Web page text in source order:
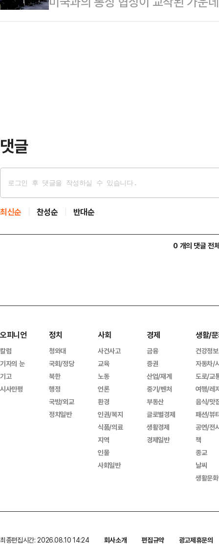
해가 두 가지가 있다"며 "첫째는 정
는 민주당이 당정대…
구 만났다는 황당한 가짜뉴스 만으
조짐을 보이면서 외교 전선 전반이
댓글
최신순 찬성순 반대순
0 개의 댓글 전
오피니언
칼럼
기자의 눈
기고
시사만평
정치
청와대
국회/정당
북한
행정
국방/외교
정치일반
사회
사건사고
교육
노동
언론
환경
인권/복지
식품/의료
지역
인물
사회일반
경제
금융
증권
산업/재계
중기/벤처
부동산
글로벌경제
생활경제
경제일반
생활/
건강정보
자동차/
도로/교
여행/레
음식/맛
패션/뷰
공연/전
책
종교
날씨
생활문
최종편집시간: 2026.08.10 14:24 회사소개 편집규약
광고제휴문의